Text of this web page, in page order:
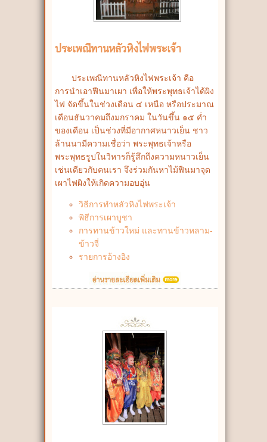
ประเพณีทานหลัวหิงไฟพระเจ้า
ประเพณีทานหลัวหิงไฟพระเจ้า คือ
การนำเอาฟืนมาเผา เพื่อให้พระพุทธเจ้าได้ผิง
ไฟ จัดขึ้นในช่วงเดือน ๔ เหนือ หรือประมาณ
เดือนธันวาคมถึงมกราคม ในวันขึ้น ๑๕ ค่ำ
ของเดือน เป็นช่วงที่มีอากาศหนาวเย็น ชาว
ล้านนามีความเชื่อว่า พระพุทธเจ้าหรือ
พระพุทธรูปในวิหารก็รู้สึกถึงความหนาวเย็น
เช่นเดียวกับคนเรา จึงร่วมกันหาไม้ฟืนมาจุด
เผาไฟผิงให้เกิดความอบอุ่น
วิธีการทำหลัวหิงไฟพระเจ้า
พิธีการเผาบูชา
การทานข้าวใหม่ และทานข้าวหลาม-
ข้าวจี่
รายการอ้างอิง